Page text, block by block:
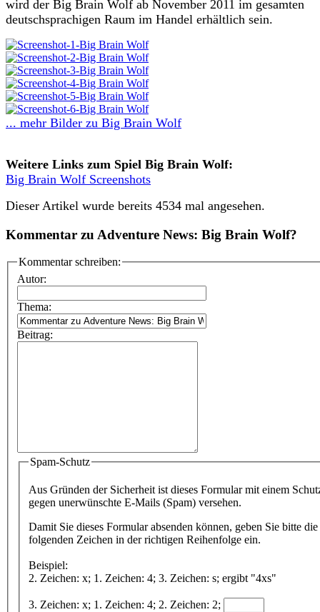
wird der Big Brain Wolf ab November 2011 im gesamten
deutschsprachigen Raum im Handel erhältlich sein.
... mehr Bilder zu Big Brain Wolf
Weitere Links zum Spiel Big Brain Wolf:
Big Brain Wolf Screenshots
Dieser Artikel wurde bereits 4534 mal angesehen.
Kommentar zu Adventure News: Big Brain Wolf?
Kommentar schreiben:
Autor:
Thema:
Beitrag:
Spam-Schutz
Aus Gründen der Sicherheit ist dieses Formular mit einem
gegen unerwünschte E-Mails (Spam) versehen.
Damit Sie dieses Formular absenden können, geben Sie bitte die
folgenden Zeichen in der richtigen Reihenfolge ein.
Beispiel:
2. Zeichen: x; 1. Zeichen: 4; 3. Zeichen: s; ergibt "4xs"
3. Zeichen: x; 1. Zeichen: 4; 2. Zeichen: 2;